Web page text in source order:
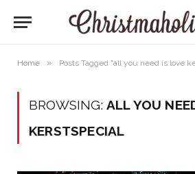
Home » Posts Tagged "all you need is love
BROWSING: ALL YOU
KERSTSPECIAL